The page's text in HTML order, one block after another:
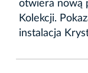
otwiera nową
Kolekcji.
instalacja